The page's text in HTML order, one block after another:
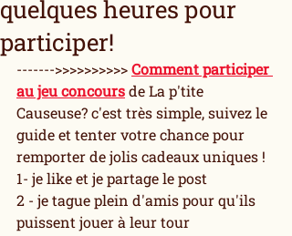
quelques heures pour
participer!
------->>>>>>>>>> Comment participer
au jeu concours de La p'tite
Causeuse? c'est très simple, suivez le
guide et tenter votre chance pour
remporter de jolis cadeaux uniques !
1- je like et je partage le post
2 - je tague plein d'amis pour qu'ils
puissent jouer à leur tour